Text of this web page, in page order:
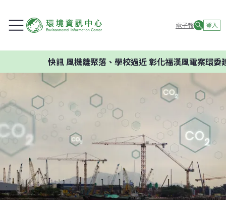
電子報 登入
風機離聚落、學校過近 彰化福漢風電案環委建議不